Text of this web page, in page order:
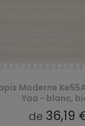
Moderne
Yaa - blanc,
de 36,19